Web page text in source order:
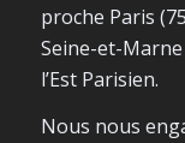
proche Paris
Seine-et-
l’Est Parisien.
Nous nous